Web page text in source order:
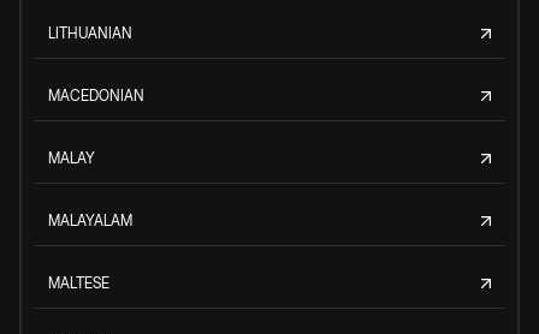
LITHUANIAN
MACEDONIAN
MALAY
MALAYALAM
MALTESE